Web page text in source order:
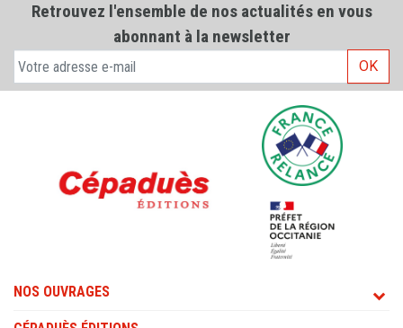
Retrouvez l'ensemble de nos actualités en vous
abonnant à la newsletter
OK
NOS OUVRAGES